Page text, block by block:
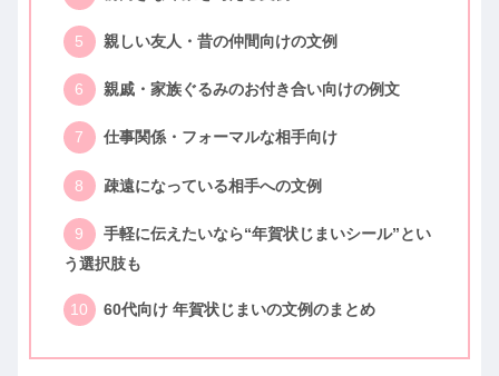
親しい友人・昔の仲間向けの文例
親戚・家族ぐるみのお付き合い向けの例文
仕事関係・フォーマルな相手向け
疎遠になっている相手への文例
手軽に伝えたいなら“年賀状じまいシール”とい
う選択肢も
60代向け 年賀状じまいの文例のまとめ